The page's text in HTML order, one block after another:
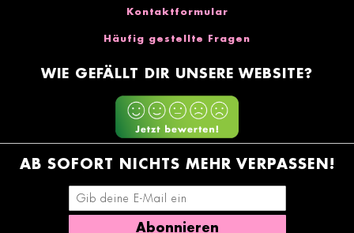
Kontaktformular
Häufig gestellte Fragen
WIE GEFÄLLT DIR UNSERE WEBSITE?
AB SOFORT NICHTS MEHR VERPASSEN!
E-Mail-Adresse eingeben
Abonnieren